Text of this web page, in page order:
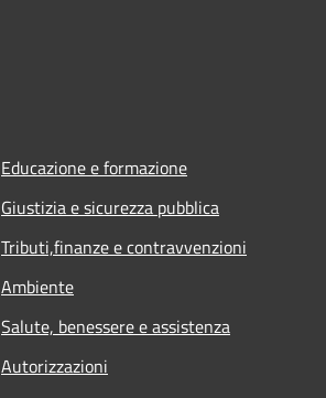
Educazione e formazione
Giustizia e sicurezza pubblica
Tributi,finanze e contravvenzioni
Ambiente
Salute, benessere e assistenza
Autorizzazioni